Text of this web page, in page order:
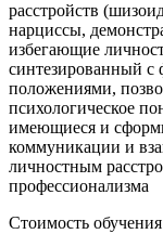
расстройств
нарциссы,
избегающие
синтезированный с
положениями,
психологическое
имеющиеся и
коммуникации и
личностным
профессионализма
Стоимость обучения